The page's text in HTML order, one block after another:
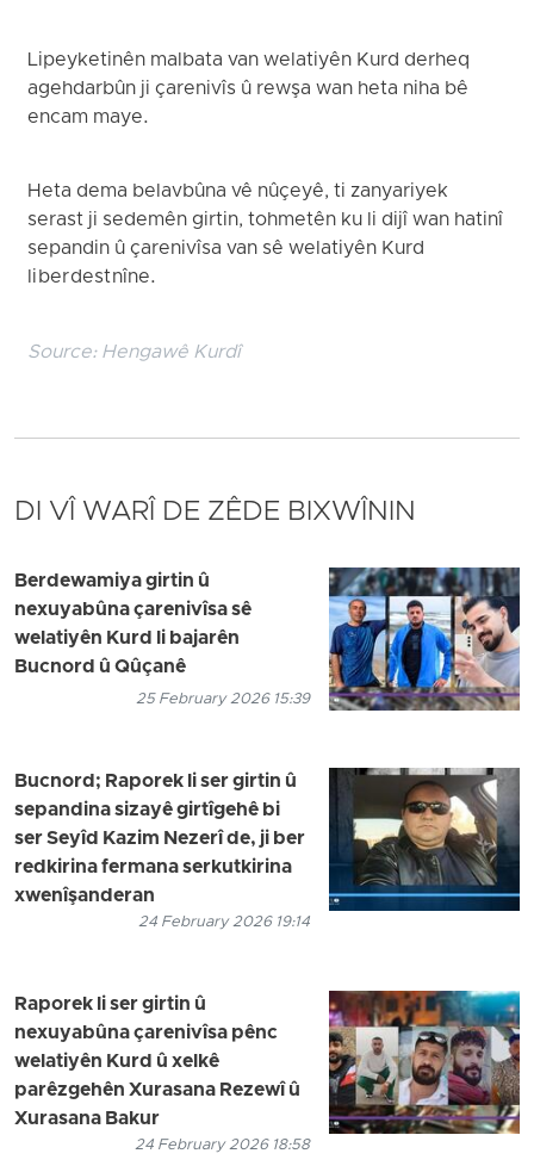
Lipeyketinên malbata van welatiyên Kurd derheq
agehdarbûn ji çarenivîs û rewşa wan heta niha bê
encam maye.
Heta dema belavbûna vê nûçeyê, ti zanyariyek
serast ji sedemên girtin, tohmetên ku li dijî wan hatinî
sepandin û çarenivîsa van sê welatiyên Kurd
li ber dest nîne.
Source: Hengawê Kurdî
DI VÎ WARÎ DE ZÊDE BIXWÎNIN
Berdewamiya girtin û
nexuyabûna çarenivîsa sê
welatiyên Kurd li bajarên
Bucnord û Qûçanê
25 February 2026 15:39
Bucnord; Raporek li ser girtin û
sepandina sizayê girtîgehê bi
ser Seyîd Kazim Nezerî de, ji ber
redkirina fermana serkutkirina
xwenîşanderan
24 February 2026 19:14
Raporek li ser girtin û
nexuyabûna çarenivîsa pênc
welatiyên Kurd û xelkê
parêzgehên Xurasana Rezewî û
Xurasana Bakur
24 February 2026 18:58